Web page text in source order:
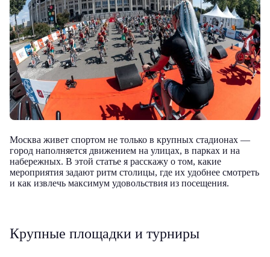
Москва живет спортом не только в крупных стадионах —
город наполняется движением на улицах, в парках и на
набережных. В этой статье я расскажу о том, какие
мероприятия задают ритм столицы, где их удобнее смотреть
и как извлечь максимум удовольствия из посещения.
Крупные площадки и турниры